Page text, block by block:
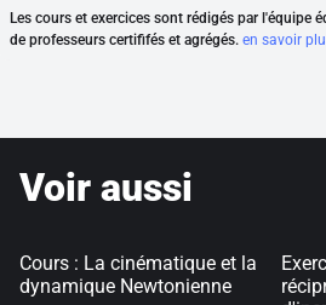
Les cours et exercices sont rédigés par l'équipe
de professeurs certififés et agrégés. en savoir
Voir aussi
Cours : La cinématique et la
dynamique Newtonienne